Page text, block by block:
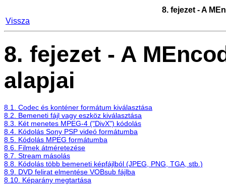
8. fejezet - A
Vissza
8. fejezet - A
alapjai
8.1. Codec és konténer formátum kiválasztása
8.2. Bemeneti fájl vagy eszköz kiválasztása
8.3. Két menetes MPEG-4 ("DivX") kódolás
8.4. Kódolás Sony PSP videó formátumba
8.5. Kódolás MPEG formátumba
8.6. Filmek átméretezése
8.7. Stream másolás
8.8. Kódolás több bemeneti képfájlból (JPEG, PNG, TGA, stb.)
8.9. DVD felirat elmentése VOBsub fájlba
8.10. Képarány megtartása